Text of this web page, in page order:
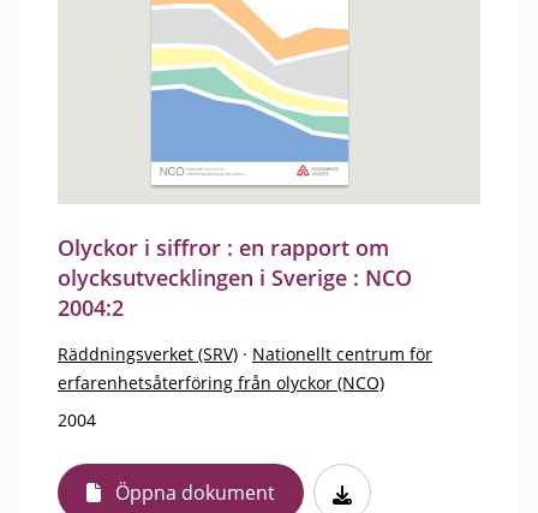
Olyckor i siffror : en rapport om
olycksutvecklingen i Sverige : NCO
2004:2
Räddningsverket (SRV) · Nationellt centrum för
erfarenhetsåterföring från olyckor (NCO)
2004
Öppna dokument